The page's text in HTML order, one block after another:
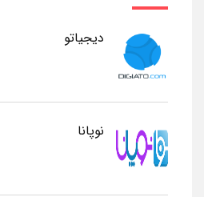
دیجیاتو
نوپانا